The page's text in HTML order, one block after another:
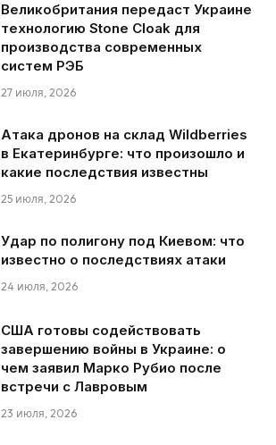
Великобритания передаст Украине
технологию Stone Cloak для
производства современных
систем РЭБ
27 июля, 2026
Атака дронов на склад Wildberries
в Екатеринбурге: что произошло и
какие последствия известны
25 июля, 2026
Удар по полигону под Киевом: что
известно о последствиях атаки
24 июля, 2026
США готовы содействовать
завершению войны в Украине: о
чем заявил Марко Рубио после
встречи с Лавровым
23 июля, 2026